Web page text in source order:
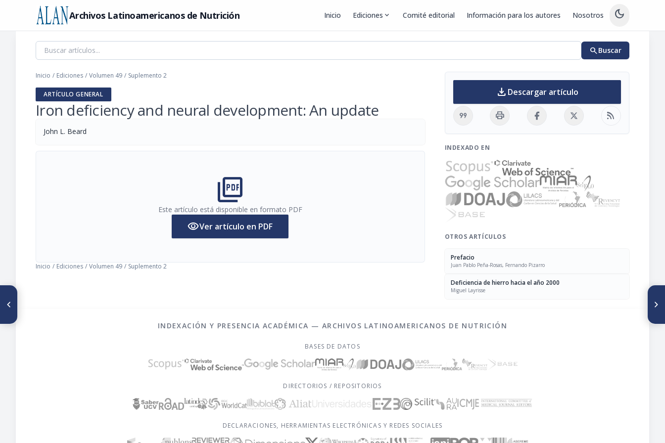
Archivos Latinoamericanos de Nutrición Inicio Ediciones expand_more Comité editorial Información para los autores Nosotros dark_mode
searchBuscar
Inicio / Ediciones / Volumen 49 / Suplemento 2
ARTÍCULO GENERAL
Iron deficiency and neural development: An update
John L. Beard
picture_as_pdf
Este artículo está disponible en formato PDF
visibilityVer artículo en PDF
Inicio / Ediciones / Volumen 49 / Suplemento 2
download Descargar artículo
format_quote print rss_feed
INDEXADO EN
OTROS ARTÍCULOS
Prefacio
Juan Pablo Peña-Rosas, Fernando Pizarro
Deficiencia de hierro hacia el año 2000
Miguel Layrisse
INDEXACIÓN Y PRESENCIA ACADÉMICA — ARCHIVOS LATINOAMERICANOS DE NUTRICIÓN
BASES DE DATOS
DIRECTORIOS / REPOSITORIOS
DECLARACIONES, HERRAMIENTAS ELECTRÓNICAS Y REDES SOCIALES